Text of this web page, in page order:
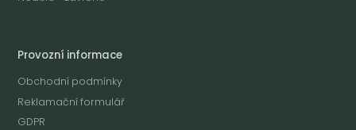
Provozní informace
Obchodní podmínky
Reklamační formulář
GDPR